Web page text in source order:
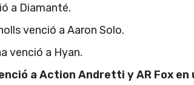
a Diamanté.
venció a Aaron Solo.
venció a Hyan.
a Action Andretti y AR Fox